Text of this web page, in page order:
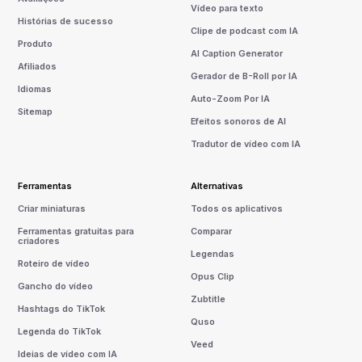
Histórias de sucesso
Produto
Afiliados
Idiomas
Sitemap
Vídeo para texto
Clipe de podcast com IA
AI Caption Generator
Gerador de B-Roll por IA
Auto-Zoom Por IA
Efeitos sonoros de AI
Tradutor de vídeo com IA
Ferramentas
Criar miniaturas
Ferramentas gratuitas para
criadores
Roteiro de vídeo
Gancho do vídeo
Hashtags do TikTok
Legenda do TikTok
Ideias de vídeo com IA
Alternativas
Todos os aplicativos
Comparar
Legendas
Opus Clip
Zubtitle
Quso
Veed